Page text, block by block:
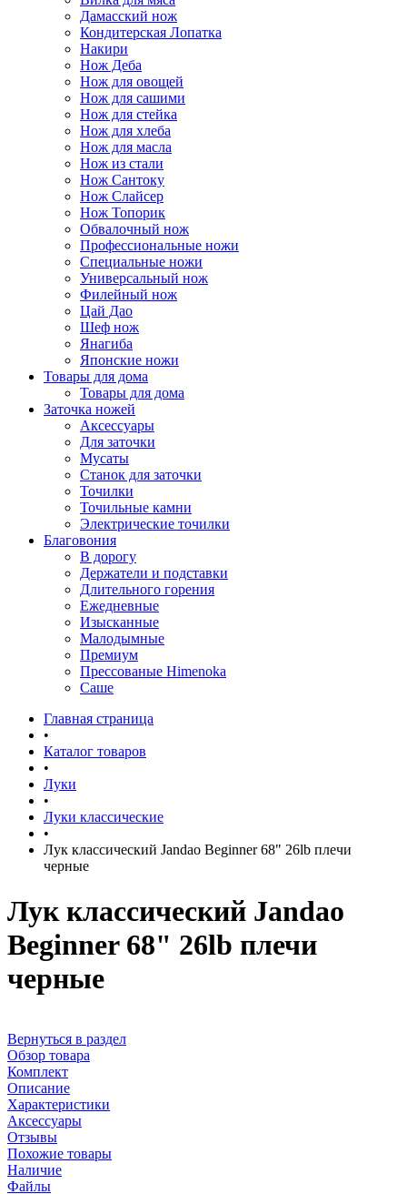
Дамасский нож
Кондитерская Лопатка
Накири
Нож Деба
Нож для овощей
Нож для сашими
Нож для стейка
Нож для хлеба
Нож для масла
Нож из стали
Нож Сантоку
Нож Слайсер
Нож Топорик
Обвалочный нож
Профессиональные ножи
Специальные ножи
Универсальный нож
Филейный нож
Цай Дао
Шеф нож
Янагиба
Японские ножи
Товары для дома
Товары для дома
Заточка ножей
Аксессуары
Для заточки
Мусаты
Станок для заточки
Точилки
Точильные камни
Электрические точилки
Благовония
В дорогу
Держатели и подставки
Длительного горения
Ежедневные
Изысканные
Малодымные
Премиум
Прессованые Himenoka
Саше
Главная страница
•
Каталог товаров
•
Луки
•
Луки классические
•
Лук классический Jandao Beginner 68" 26lb плечи
черные
Лук классический Jandao
Beginner 68" 26lb плечи
черные
Вернуться в раздел
Обзор товара
Комплект
Описание
Характеристики
Аксессуары
Отзывы
Похожие товары
Наличие
Файлы